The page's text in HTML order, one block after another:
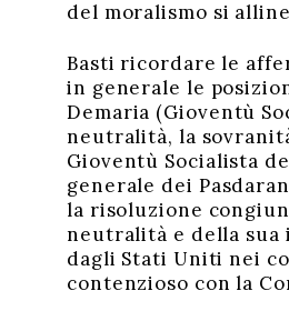
del moralismo si
Basti ricordare le
in generale le
Demaria (Gioventù
neutralità, la
Gioventù Socialista
generale dei
la risoluzione
neutralità e della
dagli Stati Uniti nei
contenzioso con la